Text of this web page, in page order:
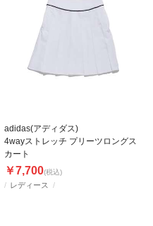
レディース
adidas(アディダス)
4wayストレッチ プリーツロングス
カート
￥7,700(税込)